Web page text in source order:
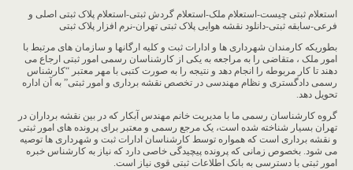
استعلام ثبتی چیست-استعلام ملک-استعلام گردش ثبتی-استعلام پلاک ثبتی اصلی و
فرعی-سابقه ثبتی-دانلود نقشه هوایی پلاک ثبتی تهران-نرم افزار پلاک ثبتی
بطوریکه کارمندان شهرداری ها و ادارات ثبت و کلیه ارگانها و سازمان های مرتبط با
امور ملک ، متقاضی را به مراجعه به یکی از کارشناسان رسمی امور ثبتی ارجاع می
دهند تا کار مربوطه را انجام دهد و نتیجه را به صورت کتبی با مهر معتبر “کارشناس
رسمی دادگستری و نظام مهندسی در تخصص نقشه برداری و امور ثبتی” به آن اداره
تحویل دهد.
گروه کارشناسان رسمی ما با مدیریت خانم مهندس آبکار که در بین نقشه برداران در
تهران بسیار شناخته شده است، یک مرجع رسمی و معتبر برای پرونده های امور ثبتی
و نقشه برداری است که همواره توسط کارشناسان ادارات ثبت و شهرداری ها توصیه
می شود. بخصوص زمانی که پرونده پیچیدگی خاصی دارد که نیاز به کارشناس خبره
امور ثبتی با دسترسی به بانک اطلاعات ثبتی قوی نیاز است.